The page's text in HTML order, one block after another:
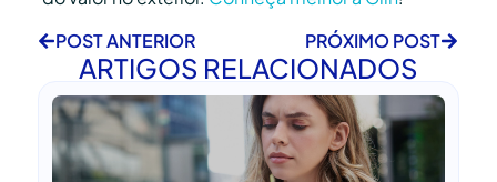
POST ANTERIOR
PRÓXIMO POST
ARTIGOS RELACIONADOS